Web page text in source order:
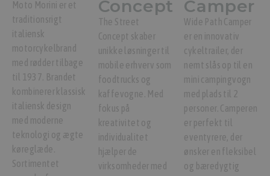
Moto Morini er et
traditionsrigt
italiensk
motorcykelbrand
med rødder tilbage
til 1937. Brandet
kombinerer klassisk
italiensk design
med moderne
teknologi og ægte
køreglæde.
Sortimentet
Concept
The Street
Concept skaber
unikke løsninger til
mobile erhverv som
foodtrucks og
kaffevogne. Med
fokus på
kreativitet og
individualitet
hjælper de
virksomheder med
Camper
Wide Path Camper
er en innovativ
cykeltrailer, der
nemt slås op til en
mini campingvogn
med plads til 2
personer. Camperen
er perfekt til
eventyrere, der
ønsker en fleksibel
og bæredygtig